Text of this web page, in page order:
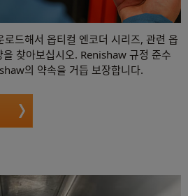
드해서 옵티컬 엔코더 시리즈, 관련 옵
찾아보십시오. Renishaw 규정 준수
의 약속을 거듭 보장합니다.